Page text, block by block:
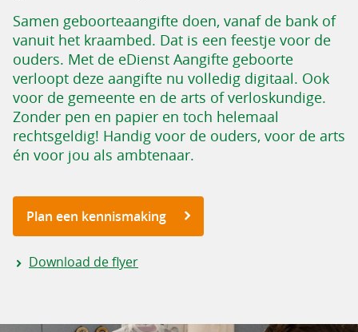
Careers
Insights
Samen geboorteaangifte doen, vanaf de bank of
vanuit het kraambed. Dat is een feestje voor de
ouders. Met de eDienst Aangifte geboorte
verloopt deze aangifte nu volledig digitaal. Ook
voor de gemeente en de arts of verloskundige.
Zonder pen en papier en toch helemaal
rechtsgeldig! Handig voor de ouders, voor de arts
én voor jou als ambtenaar.
Plan een kennismaking
Download de flyer